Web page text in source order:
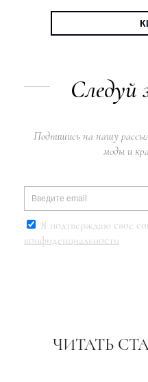
Следуй
Подпишись на нашу
моды и
Я подтверждаю свое
конфиденциальности
ЧИТАТЬ